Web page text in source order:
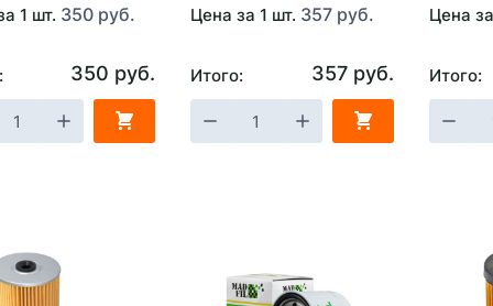
1 шт. 350 руб.
350 руб.
Цена за 1 шт. 357 руб.
Итого: 357 руб.
Цена
Итого: